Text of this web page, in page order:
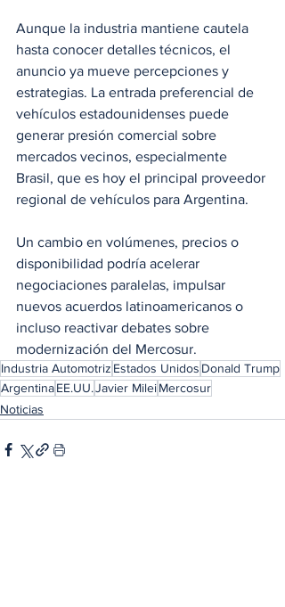
Aunque la industria mantiene cautela
hasta conocer detalles técnicos, el
anuncio ya mueve percepciones y
estrategias. La entrada preferencial de
vehículos estadounidenses puede
generar presión comercial sobre
mercados vecinos, especialmente
Brasil, que es hoy el principal proveedor
regional de vehículos para Argentina.
Un cambio en volúmenes, precios o
disponibilidad podría acelerar
negociaciones paralelas, impulsar
nuevos acuerdos latinoamericanos o
incluso reactivar debates sobre
modernización del Mercosur.
Industria Automotriz Estados Unidos Donald Trump
ArgentinaEE.UU.Javier MileiMercosur
Noticias